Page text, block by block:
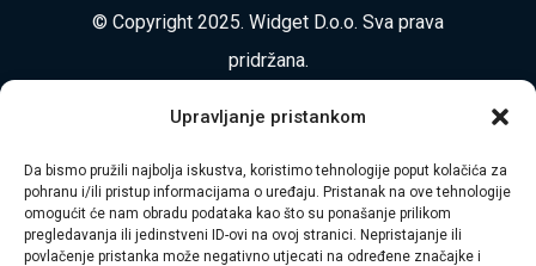
Upravljanje pristankom
Da bismo pružili najbolja iskustva, koristimo tehnologije poput kolačića za
pohranu i/ili pristup informacijama o uređaju. Pristanak na ove tehnologije
omogućit će nam obradu podataka kao što su ponašanje prilikom
pregledavanja ili jedinstveni ID-ovi na ovoj stranici. Nepristajanje ili
povlačenje pristanka može negativno utjecati na određene značajke i
© Copyright 2025. Widget D.o.o. Sva prava
pridržana.
Usluga Braća d.o.o. je obiteljska tvrtka s 8 godina
iskustva u pružanju cjelovitih usluga selidbe, odvoza
otpada, čišćenja i uređenja okoliša diljem
Primorsko-goranske županije i Istre. Naša misija je